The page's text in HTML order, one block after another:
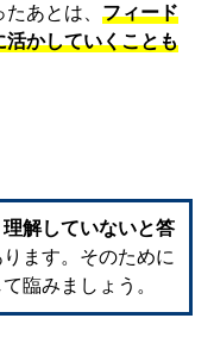
あとは、 フィード
かしていくことも
解していないと答
ます。そのために
臨みましょう。